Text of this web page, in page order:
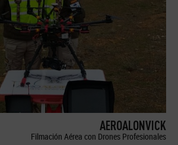
AEROALONVICK
Filmación Aérea con Drones Profesionales